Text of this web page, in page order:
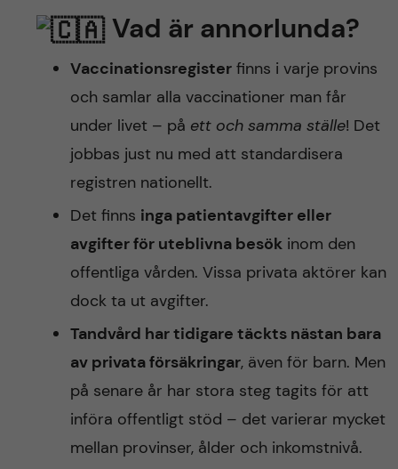
Vad är annorlunda?
Vaccinationsregisterfinns i varje provins
och samlar alla vaccinationer man får
under livet – på ett och samma ställe! Det
jobbas just nu med att standardisera
registren nationellt.
Det finns inga patientavgifter eller
avgifter för uteblivna besökinom den
offentliga vården. Vissa privata aktörer kan
dock ta ut avgifter.
Tandvård har tidigare täckts nästan bara
av privata försäkringar, även för barn. Men
på senare år har stora steg tagits för att
införa offentligt stöd – det varierar mycket
mellan provinser, ålder och inkomstnivå.